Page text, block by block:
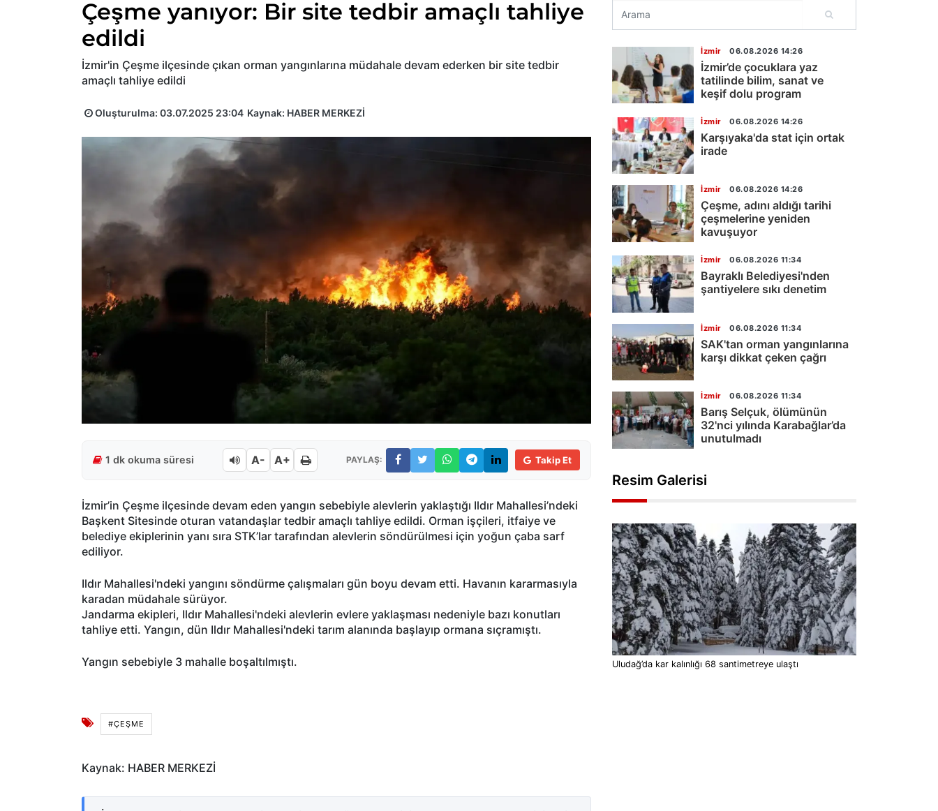
Çeşme yanıyor: Bir site tedbir amaçlı tahliye
edildi
İzmir'in Çeşme ilçesinde çıkan orman yangınlarına müdahale devam ederken bir site tedbir
amaçlı tahliye edildi
Oluşturulma: 03.07.2025 23:04 Kaynak: HABER MERKEZİ
1 dk okuma süresi A- A+ PAYLAŞ: Takip Et
İzmir’in Çeşme ilçesinde devam eden yangın sebebiyle alevlerin yaklaştığı Ildır Mahallesi’ndeki
Başkent Sitesinde oturan vatandaşlar tedbir amaçlı tahliye edildi. Orman işçileri, itfaiye ve
belediye ekiplerinin yanı sıra STK’lar tarafından alevlerin söndürülmesi için yoğun çaba sarf
ediliyor.
Ildır Mahallesi'ndeki yangını söndürme çalışmaları gün boyu devam etti. Havanın kararmasıyla
karadan müdahale sürüyor.
Jandarma ekipleri, Ildır Mahallesi'ndeki alevlerin evlere yaklaşması nedeniyle bazı konutları
tahliye etti. Yangın, dün Ildır Mahallesi'ndeki tarım alanında başlayıp ormana sıçramıştı.
Yangın sebebiyle 3 mahalle boşaltılmıştı.
#ÇEŞME
Kaynak: HABER MERKEZİ
İzmir 06.08.2026 14:26
İzmir’de çocuklara yaz
tatilinde bilim, sanat ve
keşif dolu program
İzmir 06.08.2026 14:26
Karşıyaka'da stat için ortak
irade
İzmir 06.08.2026 14:26
Çeşme, adını aldığı tarihi
çeşmelerine yeniden
kavuşuyor
İzmir 06.08.2026 11:34
Bayraklı Belediyesi'nden
şantiyelere sıkı denetim
İzmir 06.08.2026 11:34
SAK'tan orman yangınlarına
karşı dikkat çeken çağrı
İzmir 06.08.2026 11:34
Barış Selçuk, ölümünün
32'nci yılında Karabağlar’da
unutulmadı
Resim Galerisi
Uludağ’da kar kalınlığı 68 santimetreye ulaştı